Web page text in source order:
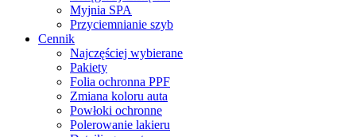
Myjnia SPA
Przyciemnianie szyb
Cennik
Najczęściej wybierane
Pakiety
Folia ochronna PPF
Zmiana koloru auta
Powłoki ochronne
Polerowanie lakieru